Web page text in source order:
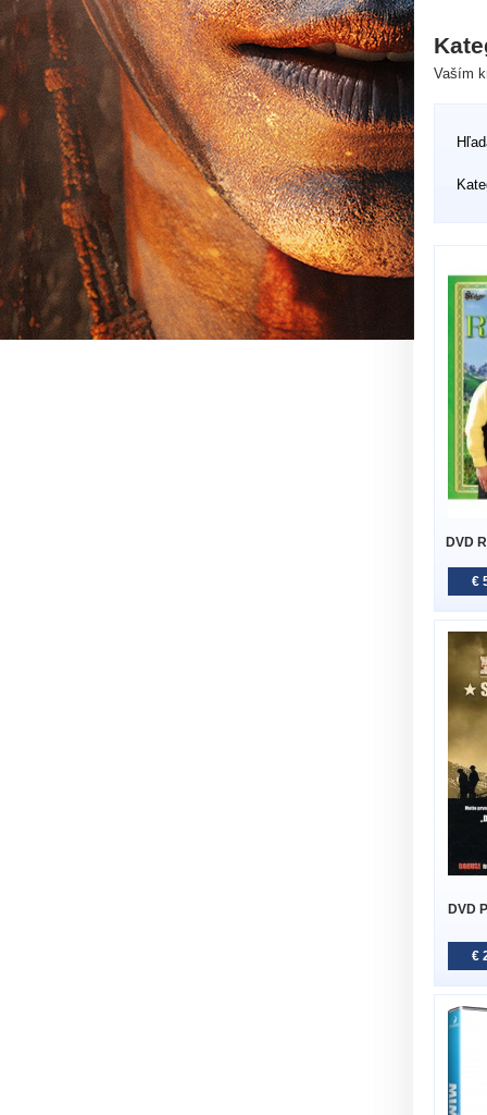
Vaším
DVD
€
DVD
€